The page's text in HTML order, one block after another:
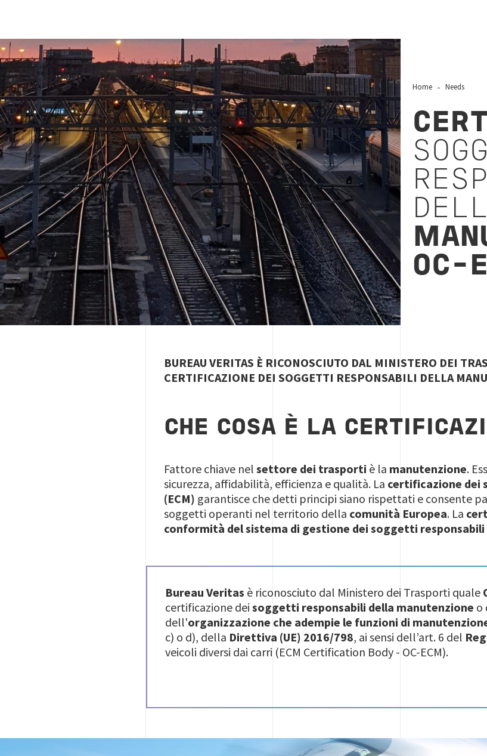
rail-station
Home Needs
OC-
BUREAU VERITAS È RICONOSCIUTO DAL MINISTERO DEI
CERTIFICAZIONE DEI SOGGETTI RESPONSABILI DELLA
CHE COSA È LA
Fattore chiave nelsettore dei trasporti è la manutenzione.
sicurezza, affidabilità, efficienza e qualità. La certificazione dei
(ECM) garantisce che detti principi siano rispettati e consente
soggetti operanti nel territorio della comunità Europea. La
conformità del sistema di gestione dei soggetti
Bureau Veritas è riconosciuto dal Ministero dei Trasporti quale
certificazione deisoggetti responsabili della manutenzione o
dell'organizzazione che adempie le funzioni di
c) o d), della Direttiva (UE) 2016/798, ai sensi dell’art. 6 del
veicoli diversi dai carri (ECM Certification Body - OC-ECM).